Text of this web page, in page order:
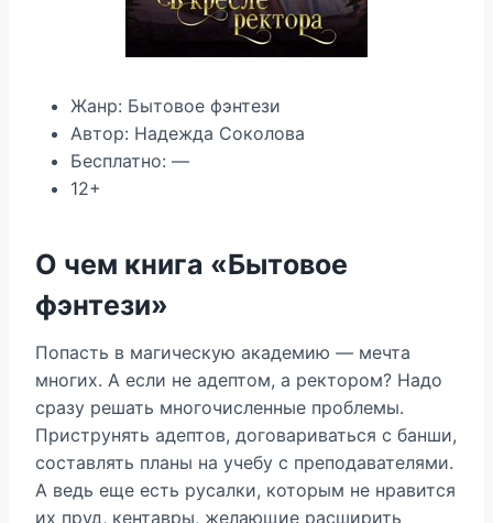
Жанр: Бытовое фэнтези
Автор: Надежда Соколова
Бесплатно: —
12+
О чем книга «Бытовое
фэнтези»
Попасть в магическую академию — мечта
многих. А если не адептом, а ректором? Надо
сразу решать многочисленные проблемы.
Приструнять адептов, договариваться с банши,
составлять планы на учебу с преподавателями.
А ведь еще есть русалки, которым не нравится
их пруд, кентавры, желающие расширить